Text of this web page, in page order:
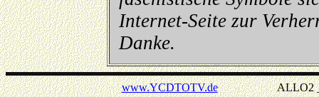
Internet-Seite zur
Danke.
www.YCDTOTV.deALLO2 _